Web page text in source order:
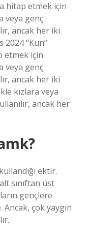
hitap etmek için
veya genç
ancak her iki
2024 “Kun”
etmek için
veya genç
ancak her iki
kızlara veya
ancak her
ektir.
sınıftan üst
gençlere
Ancak, çok yaygın